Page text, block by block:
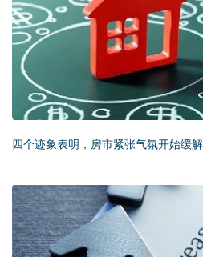
四个迹象表明，房市紧张气氛开始缓解